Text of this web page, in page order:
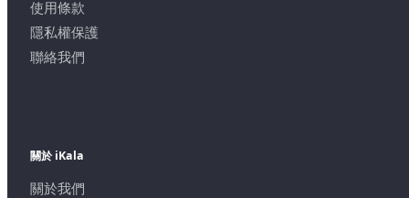
使用條款
隱私權保護
聯絡我們
關於 iKala
關於我們